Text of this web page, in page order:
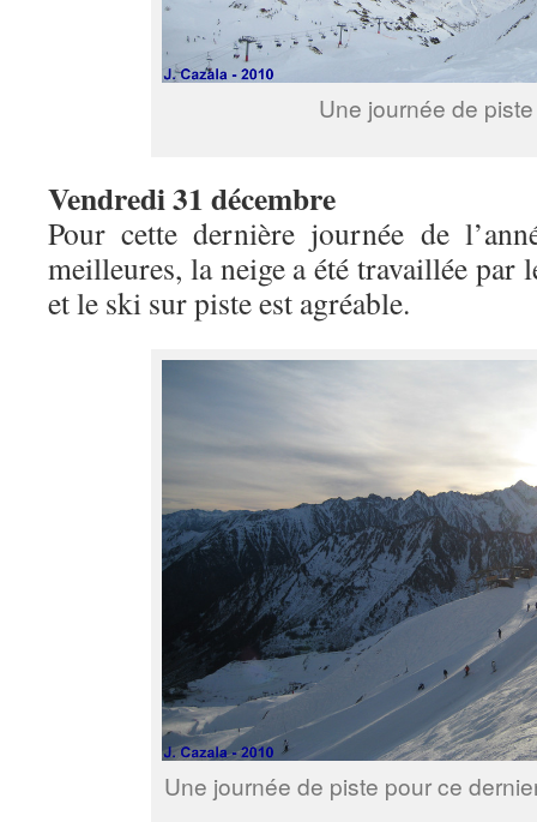
Une journée de
Vendredi 31 décembre
Pour cette dernière journée de
meilleures, la neige a été travaillée par
et le ski sur piste est agréable.
Une journée de piste pour ce